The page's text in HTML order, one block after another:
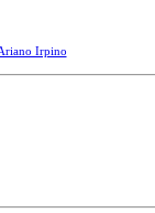
Irpino